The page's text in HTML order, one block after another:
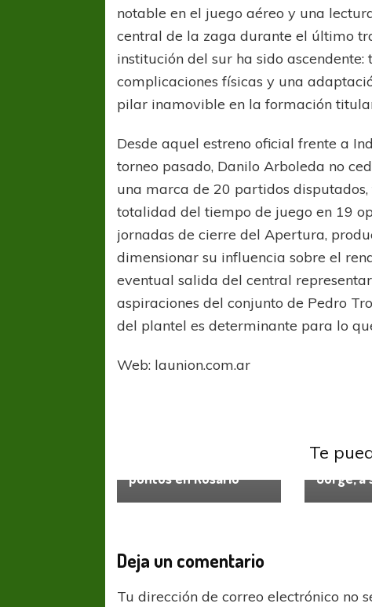
notable en el juego aéreo y una
central de la zaga durante el último
institución del sur ha sido
complicaciones físicas y una
pilar inamovible en la formación
Desde aquel estreno oficial frente a
torneo pasado, Danilo Arboleda no
una marca de 20 partidos
totalidad del tiempo de juego en 19
jornadas de cierre del Apertura,
dimensionar su influencia sobre el
eventual salida del central
aspiraciones del conjunto de Pedro
del plantel es determinante para lo
Web: launion.com.ar
Te
puntos en Rosario
Arsenal
Jorge, a
Deja un comentario
Tu dirección de correo electrónico no
A pesar de la derrota Tigre avanzó a
Octavos de Final